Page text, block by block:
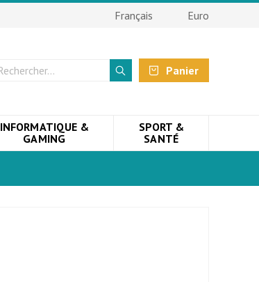
Français Euro
Panier
INFORMATIQUE &
GAMING
SPORT &
SANTÉ